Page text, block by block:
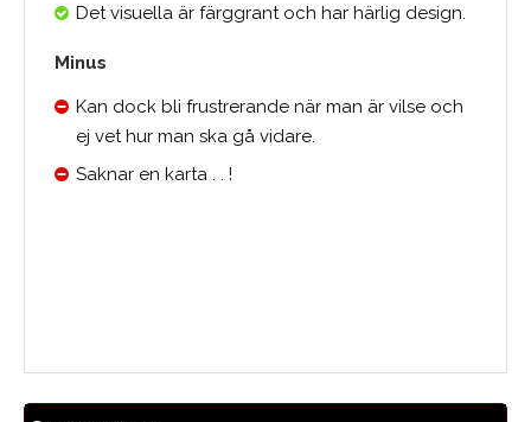
Det visuella är färggrant och har härlig design.
Minus
Kan dock bli frustrerande när man är vilse och
ej vet hur man ska gå vidare.
Saknar en karta . . !